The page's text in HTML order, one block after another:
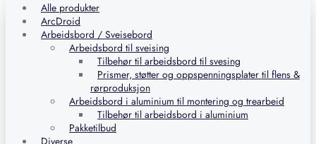
Alle produkter
ArcDroid
Arbeidsbord / Sveisebord
Arbeidsbord til sveising
Tilbehør til arbeidsbord til svesing
Prismer, støtter og oppspenningsplater til flens &
rørproduksjon
Arbeidsbord i aluminium til montering og trearbeid
Tilbehør til arbeidsbord i aluminium
Pakketilbud
Diverse